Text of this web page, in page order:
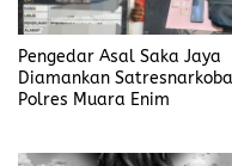
Pengedar Asal Saka Jaya
Diamankan Satresnarkoba
Polres Muara Enim